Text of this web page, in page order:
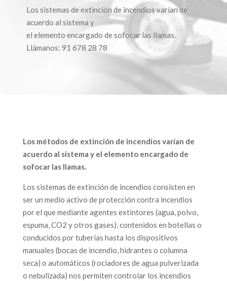
Los sistemas de extinción de incendios varían de
acuerdo al sistema y
el elemento encargado de sofocar las llamas.
Llámanos: 91 678 28 78
Los métodos de extinción de incendios varían de
acuerdo al sistema y el elemento encargado de
sofocar las llamas.
Los sistemas de extinción de incendios consisten en
ser un medio activo de protección contra incendios
por el que mediante agentes extintores (agua, polvo,
espuma, CO2 y otros gases), contenidos en botellas o
conducidos por tuberías hasta los dispositivos
manuales (bocas de incendio, hidrantes o columna
seca) o automáticos (rociadores de agua pulverizada
o nebulizada) nos permiten controlar los incendios